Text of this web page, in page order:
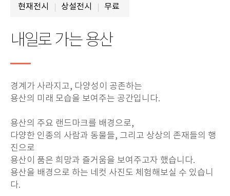
현재전시 상설전시 무료
내일로 가는 용산
경계가 사라지고, 다양성이 공존하는
용산의 미래 모습을 보여주는 공간입니다.
용산의 주요 랜드마크를 배경으로,
다양한 인종의 사람과 동물들, 그리고 상상의 존재들의 행
진으로
용산이 품은 희망과 즐거움을 보여주고자 했습니다.
용산을 배경으로 하는 네컷 사진도 체험해보실 수 있습니
다.